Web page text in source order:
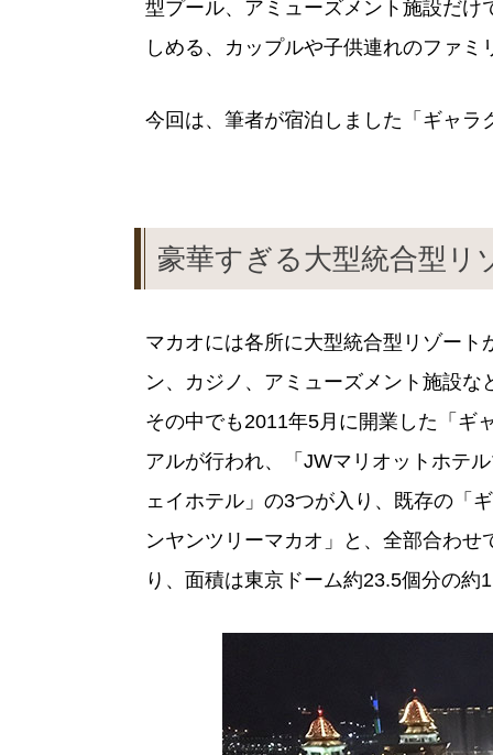
型プール、アミューズメント施設だ
しめる、カップルや子供連れのファ
今回は、筆者が宿泊しました「ギャ
豪華すぎる大型統合型
マカオには各所に大型統合型リゾー
ン、カジノ、アミューズメント施設な
その中でも2011年5月に開業した「ギ
アルが行われ、「JWマリオットホテ
ェイホテル」の3つが入り、既存の「
ンヤンツリーマカオ」と、全部合わ
り、面積は東京ドーム約23.5個分の